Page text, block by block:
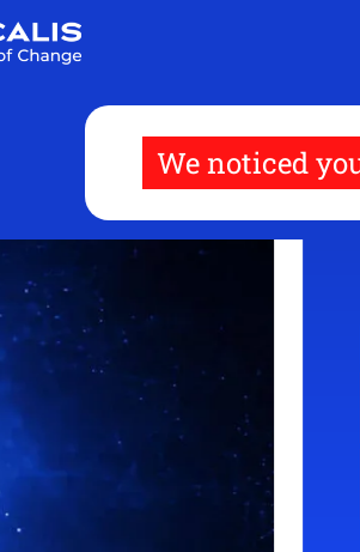
We noticed
的架构师
客户制胜数字优先